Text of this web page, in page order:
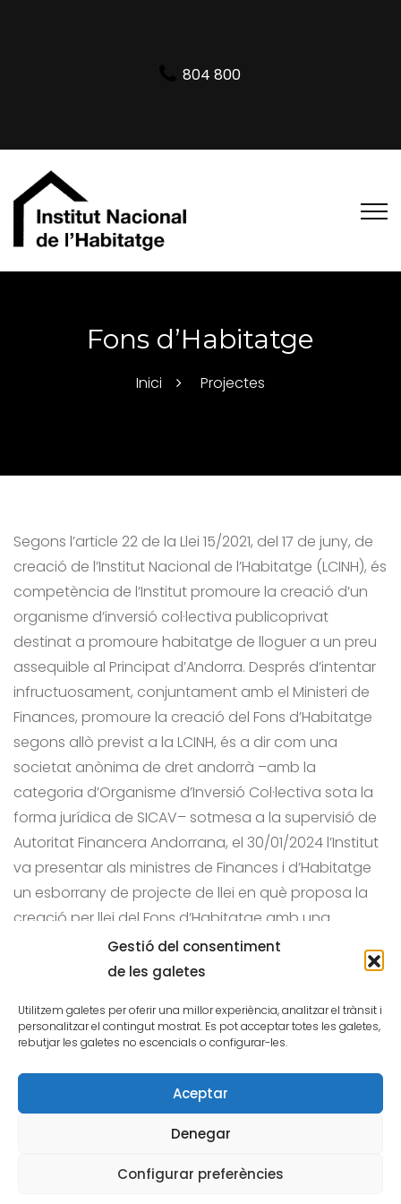
Gestió del consentiment
de les galetes
Utilitzem galetes per oferir una millor experiència, analitzar el trànsit i
personalitzar el contingut mostrat. Es pot acceptar totes les galetes,
rebutjar les galetes no escencials o configurar-les.
Aceptar
Denegar
Configurar preferències
804 800
Fons d’Habitatge
Inici
Projectes
Segons l’article 22 de la Llei 15/2021, del 17 de juny, de
creació de l’Institut Nacional de l’Habitatge (LCINH), és
competència de l’Institut promoure la creació d’un
organisme d’inversió col·lectiva publicoprivat
destinat a promoure habitatge de lloguer a un preu
assequible al Principat d’Andorra. Després d’intentar
infructuosament, conjuntament amb el Ministeri de
Finances, promoure la creació del Fons d’Habitatge
segons allò previst a la LCINH, és a dir com una
societat anònima de dret andorrà –amb la
categoria d’Organisme d’Inversió Col·lectiva sota la
forma jurídica de SICAV– sotmesa a la supervisió de
Autoritat Financera Andorrana, el 30/01/2024 l’Institut
va presentar als ministres de Finances i d’Habitatge
un esborrany de projecte de llei en què proposa la
creació per llei del Fons d’Habitatge amb una
estructura inspirada del Fons de Reserva de
Institut Nacional de l'Habitatge
Política de galetes
Portal de transparència